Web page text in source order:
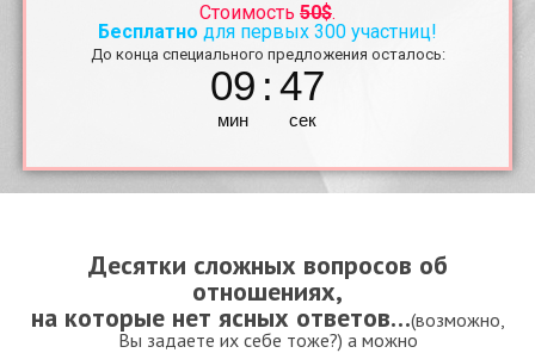
Стоимость 50$.
Бесплатно для первых 300 участниц!
До конца специального предложения осталось:
09
мин
: 45
сек
Десятки сложных вопросов об
отношениях,
на которые нет ясных ответов…(возможно,
Вы задаете их себе тоже?) а можно